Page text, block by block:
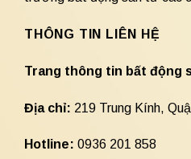
THÔNG TIN LIÊN HỆ
Trang thông tin bất động
Địa chỉ: 219 Trung Kính,
Hotline: 0936 201 858